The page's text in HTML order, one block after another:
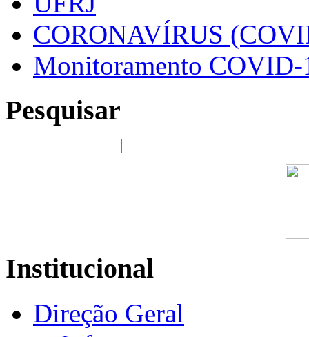
CORONAVÍRUS
Monitoramento COVID-
Pesquisar
Institucional
Direção Geral